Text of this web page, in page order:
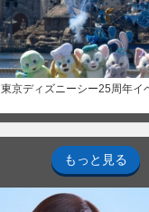
東京ディズニーシー25周年イ
もっと見る